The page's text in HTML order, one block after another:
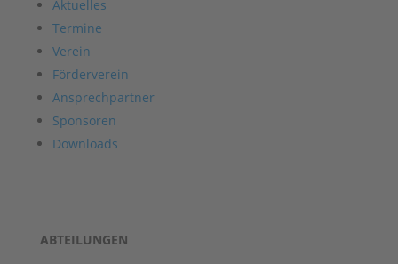
Aktuelles
Termine
Verein
Förderverein
Ansprechpartner
Sponsoren
Downloads
ABTEILUNGEN